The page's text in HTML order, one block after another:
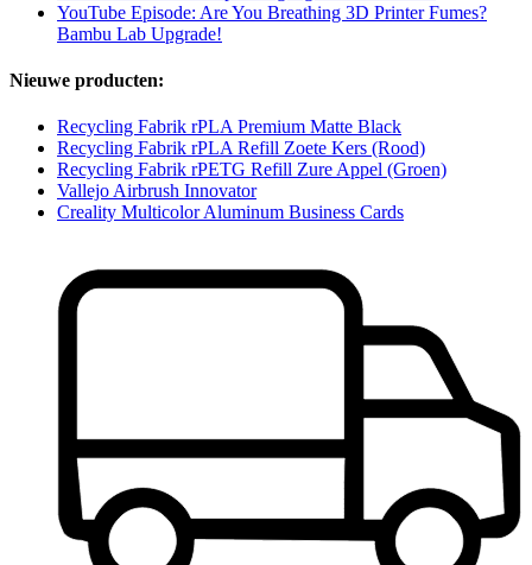
YouTube Episode: Are You Breathing 3D Printer Fumes?
Bambu Lab Upgrade!
Nieuwe producten:
Recycling Fabrik rPLA Premium Matte Black
Recycling Fabrik rPLA Refill Zoete Kers (Rood)
Recycling Fabrik rPETG Refill Zure Appel (Groen)
Vallejo Airbrush Innovator
Creality Multicolor Aluminum Business Cards